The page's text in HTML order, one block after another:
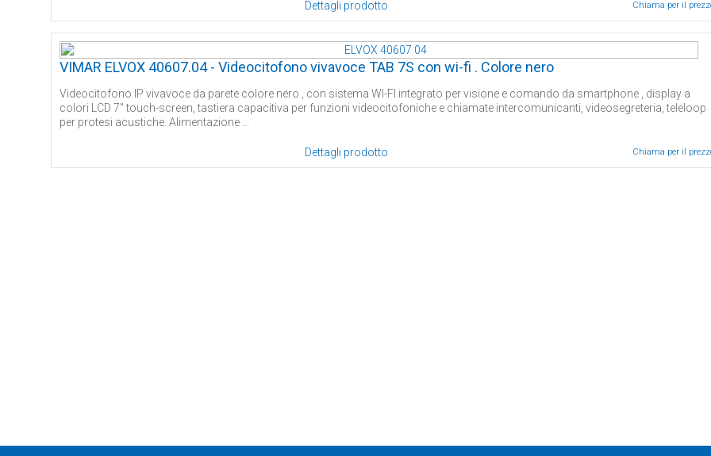
Chiama per il
Dettagli prodotto
VIMAR ELVOX 40607.04 - Videocitofono vivavoce TAB 7S con wi-fi . Colore nero
Videocitofono IP vivavoce da parete colore nero , con sistema WI-FI integrato per visione e comando da smartphone , display a
colori LCD 7'' touch-screen, tastiera capacitiva per funzioni videocitofoniche e chiamate intercomunicanti, videosegreteria, teleloop
per protesi acustiche. Alimentazione ...
Chiama per il
Dettagli prodotto